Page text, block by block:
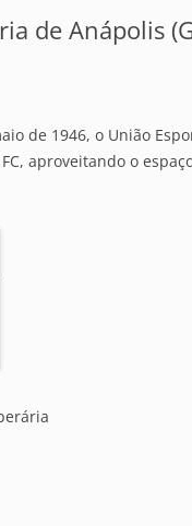
de Anápolis
de 1946, o União
aproveitando o